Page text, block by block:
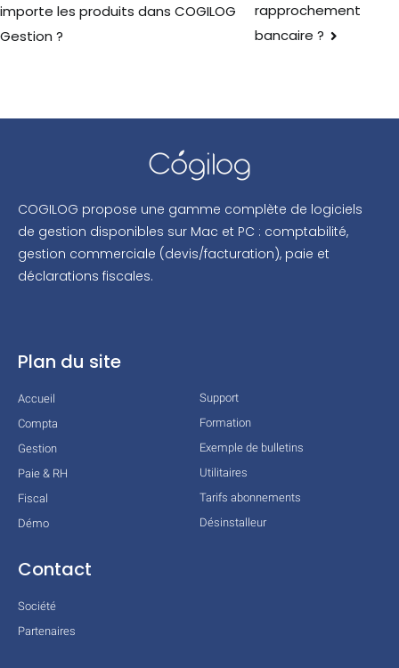
importe les produits dans COGILOG
Gestion ?
rapprochement
bancaire ?
COGILOG propose une gamme complète de logiciels
de gestion disponibles sur Mac et PC : comptabilité,
gestion commerciale (devis/facturation), paie et
déclarations fiscales.
Plan du site
Accueil
Compta
Gestion
Paie & RH
Fiscal
Démo
Support
Formation
Exemple de bulletins
Utilitaires
Tarifs abonnements
Désinstalleur
Contact
Société
Partenaires